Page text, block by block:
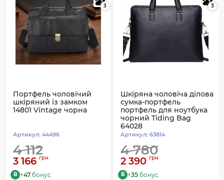
3
Портфель чоловічий
шкіряний із замком
14801 Vintage чорна
Артикул: 44496
4 112
3 166 грн
B +47 бонус
3
Шкіряна чоловіча ділова
сумка-портфель
портфель для ноутбука
чорний Tiding Bag
64028
Артикул: 63814
4 780
2 390 грн
B +35 бонус